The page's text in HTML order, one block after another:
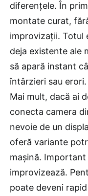
diferențele. În
montate curat,
improvizații. Totul
deja existente ale
să apară instant
întârzieri sau erori.
Mai mult, dacă ai
conecta camera
nevoie de un
oferă variante
mașină.
improvizează.
poate deveni